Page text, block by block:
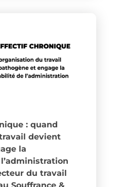
: quand
devient
la
du travail